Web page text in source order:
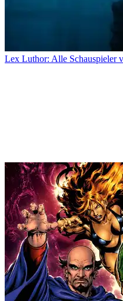
Lex Luthor: Alle Schauspieler